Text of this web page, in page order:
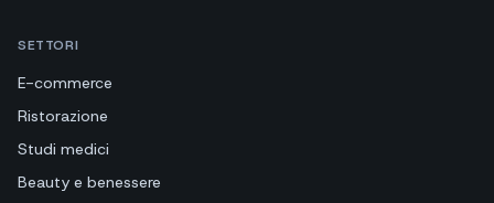
SETTORI
E-commerce
Ristorazione
Studi medici
Beauty e benessere